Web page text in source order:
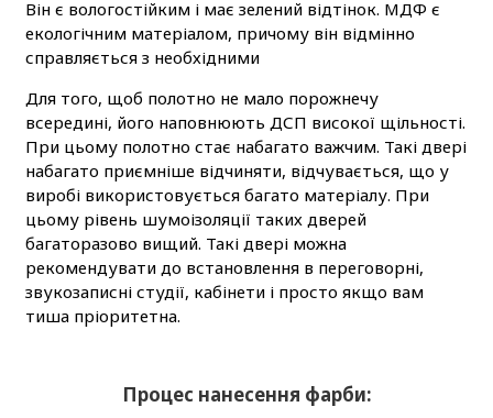
Він є вологостійким і має зелений відтінок. МДФ є
екологічним матеріалом, причому він відмінно
справляється з необхідними
Для того, щоб полотно не мало порожнечу
всередині, його наповнюють ДСП високої щільності.
При цьому полотно стає набагато важчим. Такі двері
набагато приємніше відчиняти, відчувається, що у
виробі використовується багато матеріалу. При
цьому рівень шумоізоляції таких дверей
багаторазово вищий. Такі двері можна
рекомендувати до встановлення в переговорні,
звукозаписні студії, кабінети і просто якщо вам
тиша пріоритетна.
Процес нанесення фарби: